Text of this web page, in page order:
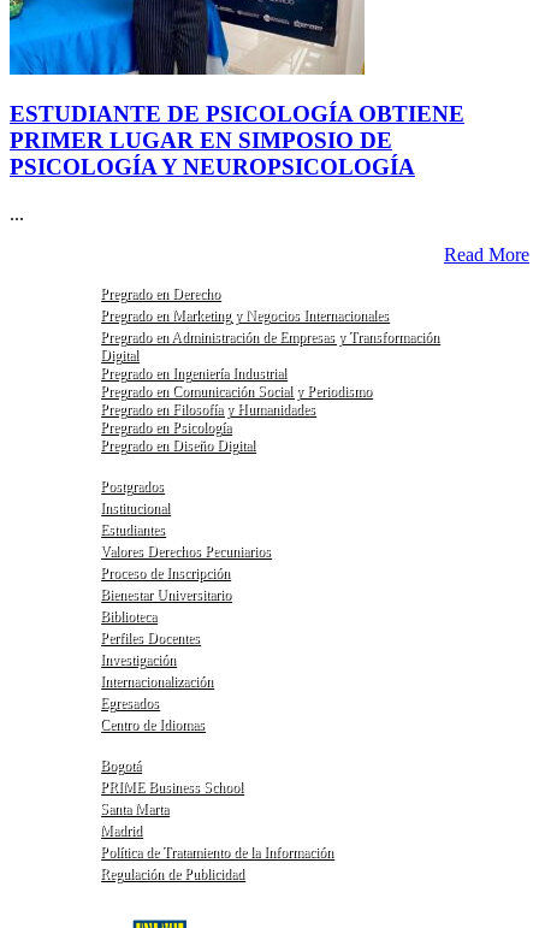
ESTUDIANTE DE PSICOLOGÍA OBTIENE
PRIMER LUGAR EN SIMPOSIO DE
PSICOLOGÍA Y NEUROPSICOLOGÍA
...
Read More
Pregrado en Derecho
Pregrado en Marketing y Negocios Internacionales
Pregrado en Administración de Empresas y Transformación
Digital
Pregrado en Ingeniería Industrial
Pregrado en Comunicación Social y Periodismo
Pregrado en Filosofía y Humanidades
Pregrado en Psicología
Pregrado en Diseño Digital
Postgrados
Institucional
Estudiantes
Valores Derechos Pecuniarios
Proceso de Inscripción
Bienestar Universitario
Biblioteca
Perfiles Docentes
Investigación
Internacionalización
Egresados
Centro de Idiomas
Bogotá
PRIME Business School
Santa Marta
Madrid
Política de Tratamiento de la Información
Regulación de Publicidad